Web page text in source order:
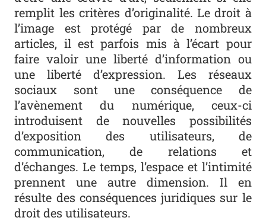
remplit les critères d’originalité. Le droit à
l’image est protégé par de nombreux
articles, il est parfois mis à l’écart pour
faire valoir une liberté d’information ou
une liberté d’expression. Les réseaux
sociaux sont une conséquence de
l’avènement du numérique, ceux-ci
introduisent de nouvelles possibilités
d’exposition des utilisateurs, de
communication, de relations et
d’échanges. Le temps, l’espace et l’intimité
prennent une autre dimension. Il en
résulte des conséquences juridiques sur le
droit des utilisateurs.